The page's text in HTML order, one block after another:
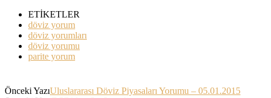
ETİKETLER
döviz yorum
döviz yorumları
döviz yorumu
parite yorum
Önceki YazıUluslararası Döviz Piyasaları Yorumu – 05.01.2015